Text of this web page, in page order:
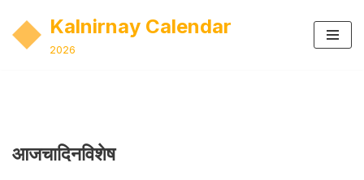
Skip
Kalnirnay Calendar
2026
आजचादिनविशेष